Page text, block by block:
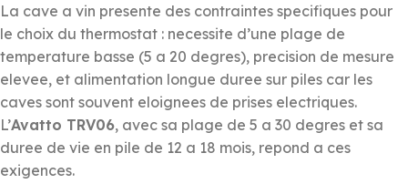
La cave a vin presente des contraintes specifiques pour
le choix du thermostat : necessite d’une plage de
temperature basse (5 a 20 degres), precision de mesure
elevee, et alimentation longue duree sur piles car les
caves sont souvent eloignees de prises electriques.
L’Avatto TRV06, avec sa plage de 5 a 30 degres et sa
duree de vie en pile de 12 a 18 mois, repond a ces
exigences.